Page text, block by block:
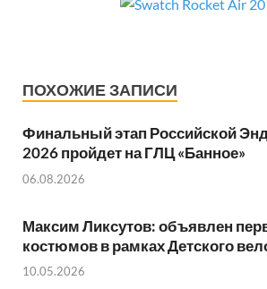
ПОХОЖИЕ ЗАПИСИ
Финальный этап Российской
2026 пройдет на ГЛЦ «Банное»
06.08.2026
Максим Ликсутов: объявлен
костюмов в рамках Детского
10.05.2026